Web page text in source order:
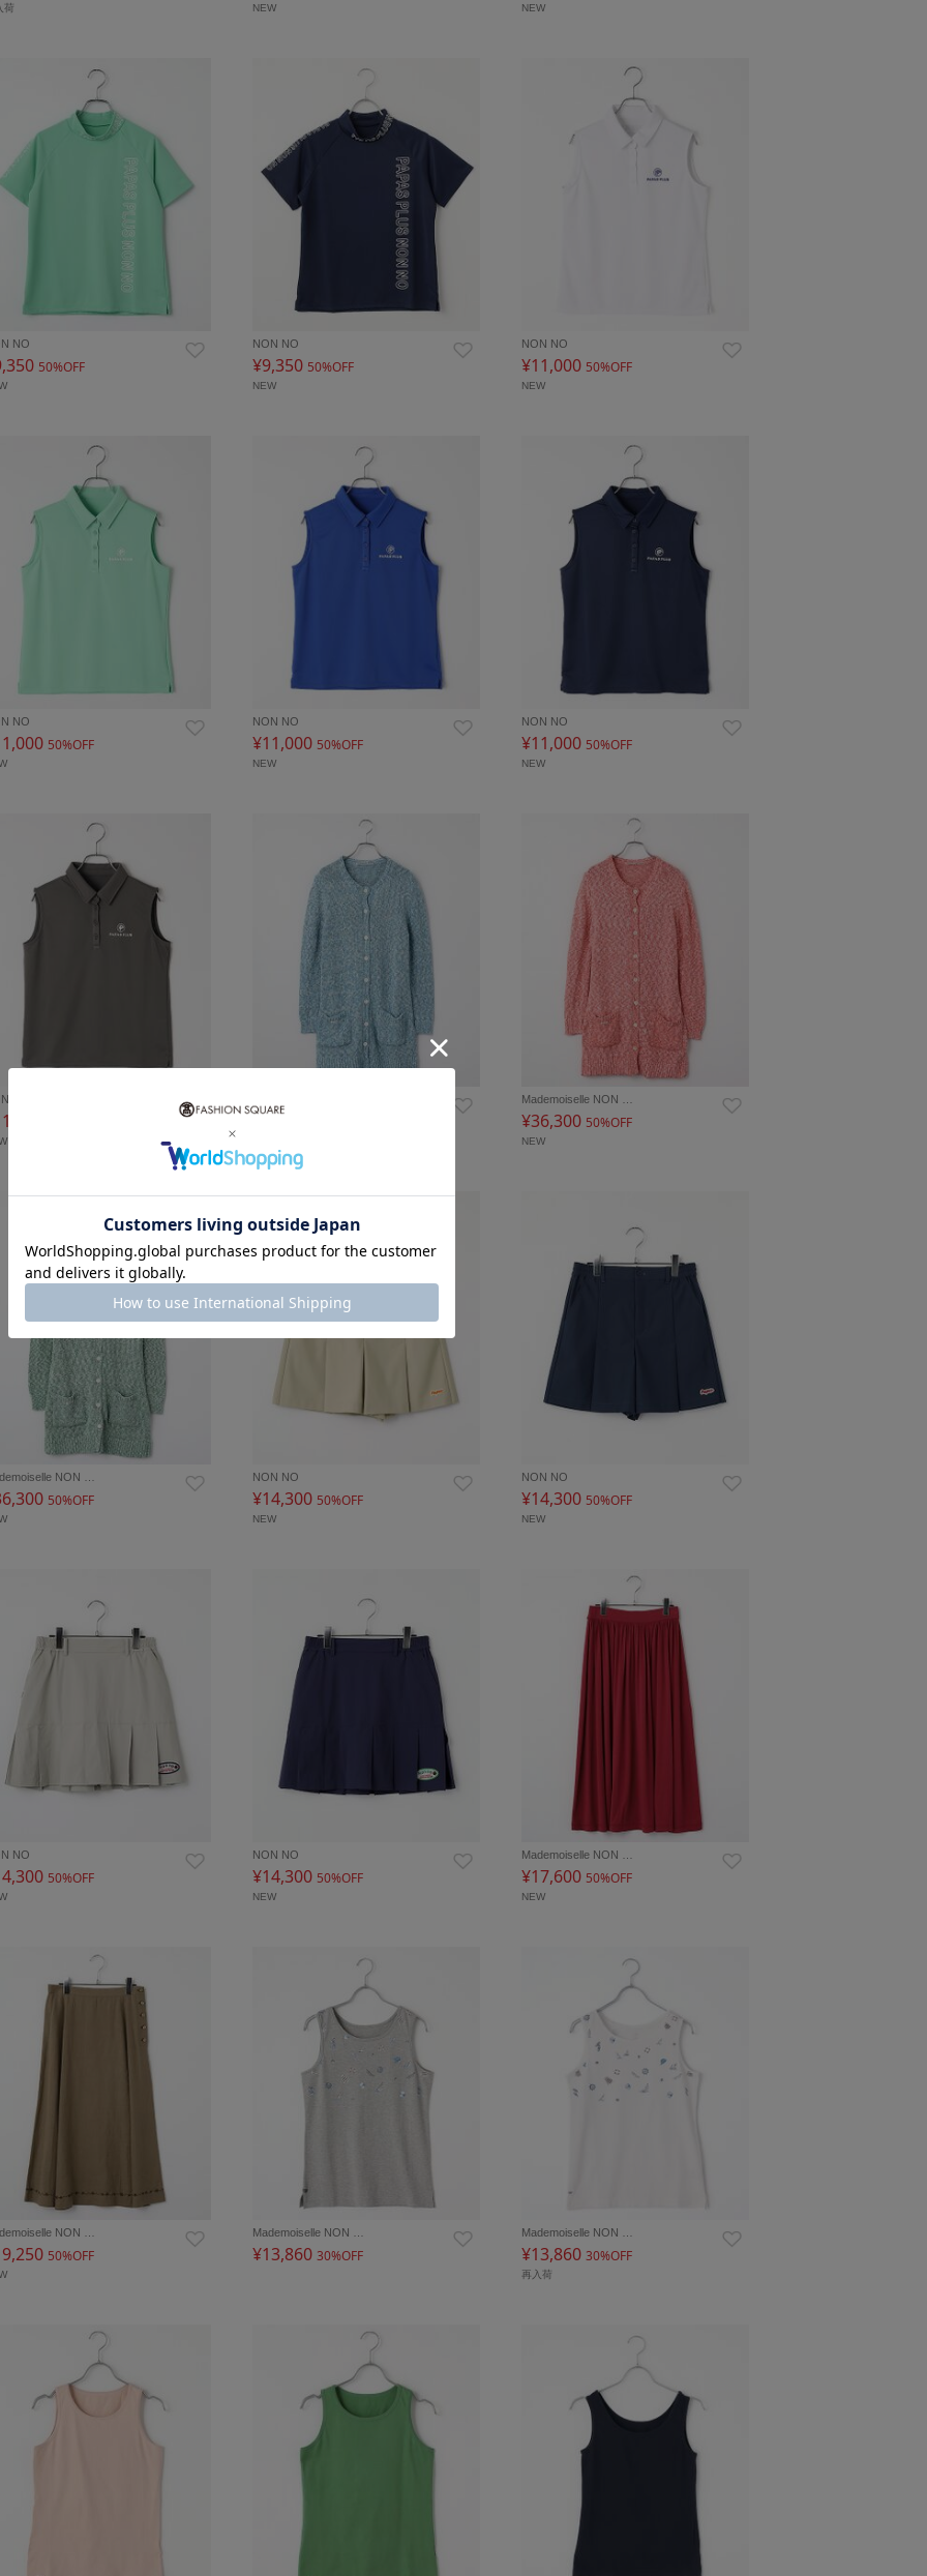
荷 NEW NEW
NO
50%OFF
NON NO
¥9,350 50%OFF
NEW
NON NO
¥11,000 50%OFF
NEW
NO
50%OFF
NON NO
¥11,000 50%OFF
NEW
NON NO
¥11,000 50%OFF
NEW
NO
¥36,300
Mademoiselle NON …
¥36,300 50%OFF
NEW
NON …
50%OFF
NON NO
¥14,300 50%OFF
NEW
NON NO
¥14,300 50%OFF
NEW
NO
50%OFF
NON NO
¥14,300 50%OFF
NEW
Mademoiselle NON …
¥17,600 50%OFF
NEW
NON …
50%OFF
Mademoiselle NON …
¥13,860 30%OFF
Mademoiselle NON …
¥13,860 30%OFF
再入荷